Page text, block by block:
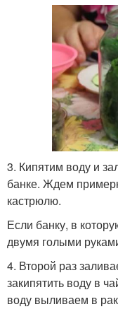
3. Кипятим воду и
банке. Ждем
кастрюлю.
Если банку, в
двумя голыми
4. Второй раз
закипятить воду в
воду выливаем в